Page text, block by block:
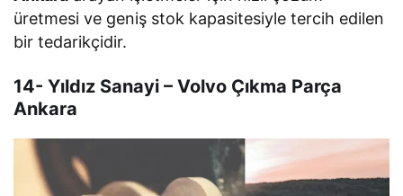
üretmesi ve geniş stok kapasitesiyle tercih edilen
bir tedarikçidir.
14- Yıldız Sanayi – Volvo Çıkma Parça
Ankara